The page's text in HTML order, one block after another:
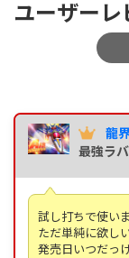
ユーザーレ
龍
最強ラ
試し打ちで使い
ただ単純に欲し
発売日いつだっ